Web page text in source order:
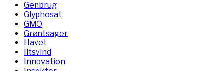
Genbrug
Glyphosat
GMO
Grøntsager
Havet
Iltsvind
Innovation